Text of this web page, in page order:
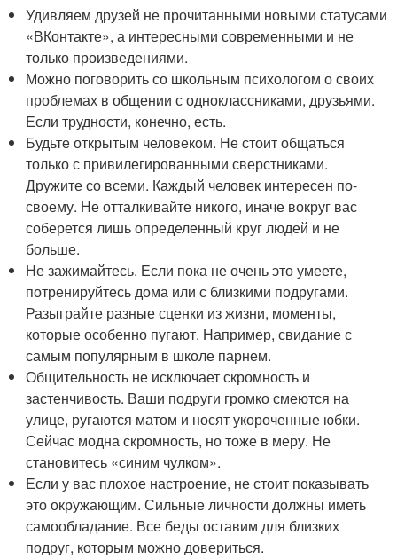
Удивляем друзей не прочитанными новыми статусами
«ВКонтакте», а интересными современными и не
только произведениями.
Можно поговорить со школьным психологом о своих
проблемах в общении с одноклассниками, друзьями.
Если трудности, конечно, есть.
Будьте открытым человеком. Не стоит общаться
только с привилегированными сверстниками.
Дружите со всеми. Каждый человек интересен по-
своему. Не отталкивайте никого, иначе вокруг вас
соберется лишь определенный круг людей и не
больше.
Не зажимайтесь. Если пока не очень это умеете,
потренируйтесь дома или с близкими подругами.
Разыграйте разные сценки из жизни, моменты,
которые особенно пугают. Например, свидание с
самым популярным в школе парнем.
Общительность не исключает скромность и
застенчивость. Ваши подруги громко смеются на
улице, ругаются матом и носят укороченные юбки.
Сейчас модна скромность, но тоже в меру. Не
становитесь «синим чулком».
Если у вас плохое настроение, не стоит показывать
это окружающим. Сильные личности должны иметь
самообладание. Все беды оставим для близких
подруг, которым можно довериться.